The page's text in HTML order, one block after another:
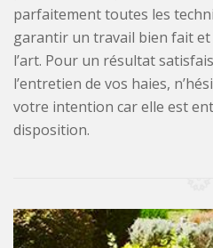
parfaitement toutes les
garantir un travail bien fait
l’art. Pour un résultat
l’entretien de vos haies,
votre intention car elle est
disposition.